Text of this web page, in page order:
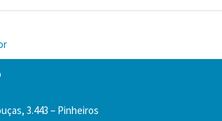
3.443 – Pinheiros